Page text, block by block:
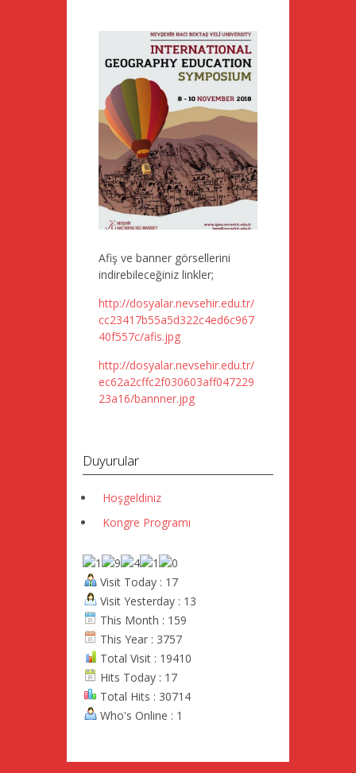
Afiş ve banner görsellerini
indirebileceğiniz linkler;
http://dosyalar.nevsehir.edu.tr/
cc23417b55a5d322c4ed6c967
40f557c/afis.jpg
http://dosyalar.nevsehir.edu.tr/
ec62a2cffc2f030603aff047229
23a16/bannner.jpg
Duyurular
Hoşgeldiniz
Kongre Programı
Visit Today : 17
Visit Yesterday : 13
This Month : 159
This Year : 3757
Total Visit : 19410
Hits Today : 17
Total Hits : 30714
Who's Online : 1